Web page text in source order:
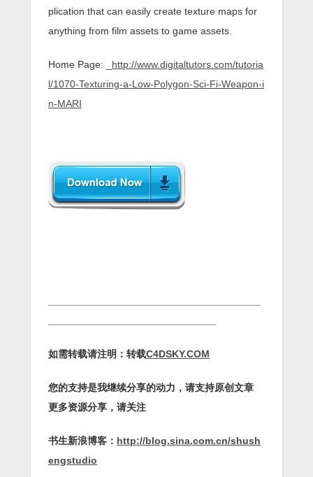
plication that can easily create texture maps for
anything from film assets to game assets.
Home Page: _ http://www.digitaltutors.com/tutoria
l/1070-Texturing-a-Low-Polygon-Sci-Fi-Weapon-i
n-MARI
如需转载请注明：转载C4DSKY.COM
您的支持是我继续分享的动力，请支持原创文章
更多资源分享，请关注
书生新浪博客： http://blog.sina.com.cn/shush
engstudio